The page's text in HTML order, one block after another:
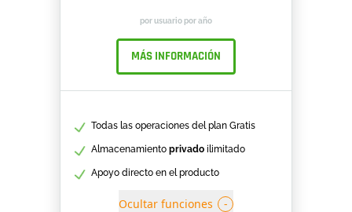
por usuario por año
MÁS INFORMACIÓN
Todas las operaciones del plan Gratis
Almacenamiento privado ilimitado
Apoyo directo en el producto
Ocultar funciones -